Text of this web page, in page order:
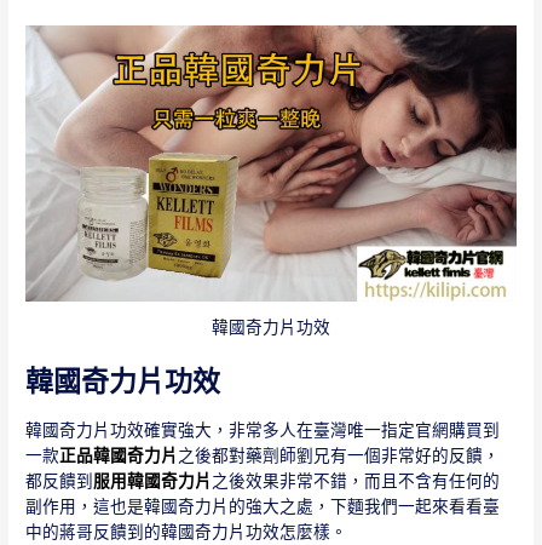
韓國奇力片功效
韓國奇力片功效
韓國奇力片功效確實強大，非常多人在臺灣唯一指定官網購買到
一款正品韓國奇力片 之後都對藥劑師劉兄有一個非常好的反饋，
都反饋到服用韓國奇力片 之後效果非常不錯，而且不含有任何的
副作用，這也是韓國奇力片的強大之處，下麵我們一起來看看臺
中的蔣哥反饋到的韓國奇力片功效怎麼樣。